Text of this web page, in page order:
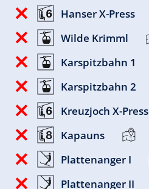
Hanser X-Press
Wilde Krimml
Karspitzbahn 1
Karspitzbahn 2
Kreuzjoch X-Press
Kapauns
Plattenanger I
Plattenanger II